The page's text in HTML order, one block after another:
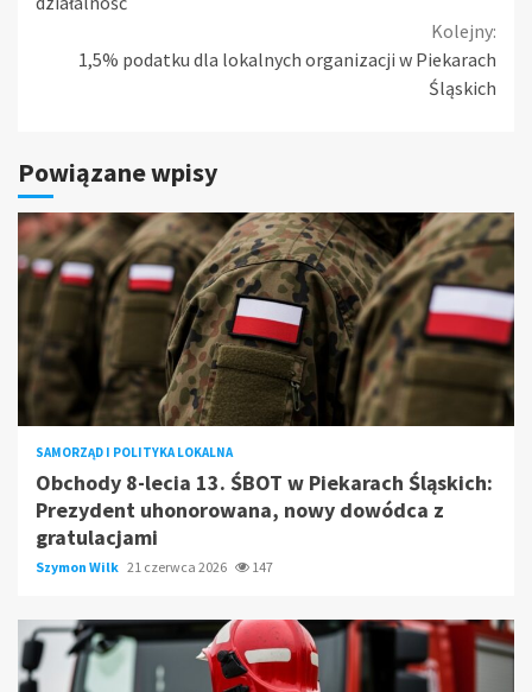
Kolejny:
1,5% podatku dla lokalnych organizacji w Piekarach
Śląskich
Powiązane wpisy
SAMORZĄD I POLITYKA LOKALNA
Obchody 8-lecia 13. ŚBOT w Piekarach Śląskich:
Prezydent uhonorowana, nowy dowódca z
gratulacjami
Szymon Wilk 21 czerwca 2026 147